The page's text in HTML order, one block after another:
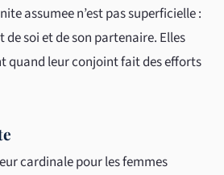
assumee n’est pas superficielle :
soi et de son partenaire. Elles
quand leur conjoint fait des efforts
cardinale pour les femmes